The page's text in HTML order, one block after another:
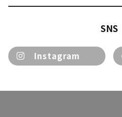
SNS
Instagram